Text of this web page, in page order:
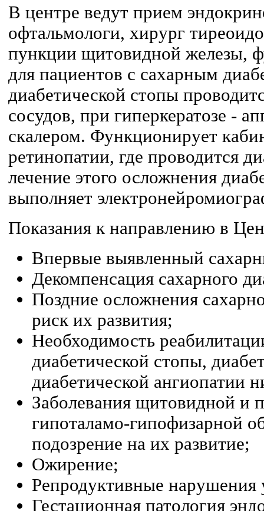
В центре ведут прием
офтальмологи, хирург
пункции щитовидной железы,
для пациентов с сахарным
диабетической стопы
сосудов, при гиперкератозе -
скалером. Функционирует
ретинопатии, где проводится
лечение этого осложнения
выполняет
Показания к направлению в
Впервые выявленный
Декомпенсация сахарного
Поздние осложнения
риск их развития;
Необходимость
диабетической стопы,
диабетической ангиопатии
Заболевания щитовидной и
гипоталамо-гипофизарной
подозрение на их развитие;
Ожирение;
Репродуктивные
Гестационная патология